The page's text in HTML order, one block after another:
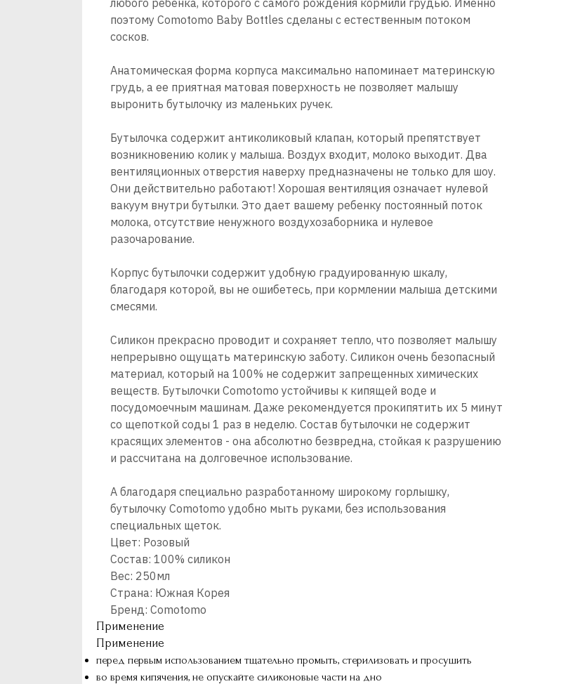
любого ребенка, которого с самого рождения кормили грудью. Именно
поэтому Comotomo Baby Bottles сделаны с естественным потоком
сосков.
Анатомическая форма корпуса максимально напоминает материнскую
грудь, а ее приятная матовая поверхность не позволяет малышу
выронить бутылочку из маленьких ручек.
Бутылочка содержит антиколиковый клапан, который препятствует
возникновению колик у малыша. Воздух входит, молоко выходит. Два
вентиляционных отверстия наверху предназначены не только для шоу.
Они действительно работают! Хорошая вентиляция означает нулевой
вакуум внутри бутылки. Это дает вашему ребенку постоянный поток
молока, отсутствие ненужного воздухозаборника и нулевое
разочарование.
Корпус бутылочки содержит удобную градуированную шкалу,
благодаря которой, вы не ошибетесь, при кормлении малыша детскими
смесями.
Силикон прекрасно проводит и сохраняет тепло, что позволяет малышу
непрерывно ощущать материнскую заботу. Силикон очень безопасный
материал, который на 100% не содержит запрещенных химических
веществ. Бутылочки Comotomo устойчивы к кипящей воде и
посудомоечным машинам. Даже рекомендуется прокипятить их 5 минут
со щепоткой соды 1 раз в неделю. Состав бутылочки не содержит
красящих элементов - она абсолютно безвредна, стойкая к разрушению
и рассчитана на долговечное использование.
А благодаря специально разработанному широкому горлышку,
бутылочку Comotomo удобно мыть руками, без использования
специальных щеток.
Цвет: Розовый
Состав: 100% силикон
Вес: 250мл
Страна: Южная Корея
Бренд: Comotomo
Применение
Применение
перед первым использованием тщательно промыть, стерилизовать и просушить
во время кипячения, не опускайте силиконовые части на дно